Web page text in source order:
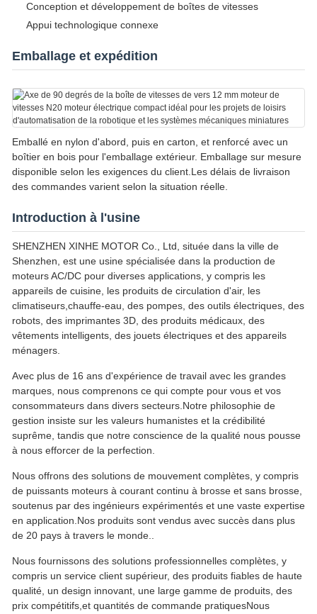
Conception et développement de boîtes de vitesses
Appui technologique connexe
Emballage et expédition
Emballé en nylon d'abord, puis en carton, et renforcé avec un
boîtier en bois pour l'emballage extérieur. Emballage sur mesure
disponible selon les exigences du client.Les délais de livraison
des commandes varient selon la situation réelle.
Introduction à l'usine
SHENZHEN XINHE MOTOR Co., Ltd, située dans la ville de
Shenzhen, est une usine spécialisée dans la production de
moteurs AC/DC pour diverses applications, y compris les
appareils de cuisine, les produits de circulation d'air, les
climatiseurs,chauffe-eau, des pompes, des outils électriques, des
robots, des imprimantes 3D, des produits médicaux, des
vêtements intelligents, des jouets électriques et des appareils
ménagers.
Avec plus de 16 ans d'expérience de travail avec les grandes
marques, nous comprenons ce qui compte pour vous et vos
consommateurs dans divers secteurs.Notre philosophie de
gestion insiste sur les valeurs humanistes et la crédibilité
suprême, tandis que notre conscience de la qualité nous pousse
à nous efforcer de la perfection.
Nous offrons des solutions de mouvement complètes, y compris
de puissants moteurs à courant continu à brosse et sans brosse,
soutenus par des ingénieurs expérimentés et une vaste expertise
en application.Nos produits sont vendus avec succès dans plus
de 20 pays à travers le monde..
Nous fournissons des solutions professionnelles complètes, y
compris un service client supérieur, des produits fiables de haute
qualité, un design innovant, une large gamme de produits, des
prix compétitifs,et quantités de commande pratiquesNous